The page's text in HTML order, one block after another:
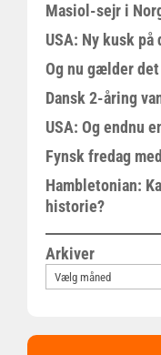
Masiol-sejr i
USA: Ny kusk på
Og nu gælder
Dansk 2-åring
USA: Og endnu
Fynsk fredag
Hambletonian:
historie?
Arkiver